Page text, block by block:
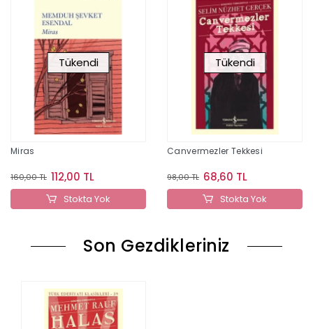
Tükendi
Miras
160,00 TL 112,00 TL
Stokta Yok
Tükendi
Canvermezler Tekkesi
98,00 TL 68,60 TL
Stokta Yok
Son Gezdikleriniz